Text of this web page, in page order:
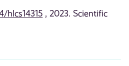
hlcs14315 , 2023. Scientific